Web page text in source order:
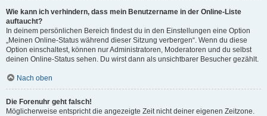
Wie kann ich verhindern, dass mein Benutzername in der Online-Liste
auftaucht?
In deinem persönlichen Bereich findest du in den Einstellungen eine Option
„Meinen Online-Status während dieser Sitzung verbergen“. Wenn du diese
Option einschaltest, können nur Administratoren, Moderatoren und du selbst
deinen Online-Status sehen. Du wirst dann als unsichtbarer Besucher gezählt.
Nach oben
Die Forenuhr geht falsch!
Möglicherweise entspricht die angezeigte Zeit nicht deiner eigenen Zeitzone.